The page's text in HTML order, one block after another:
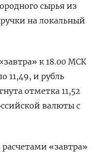
сырья из
на локальный
к 18.00 МСК
11,49, и рубль
отметка 11,52
валюты с
«завтра»